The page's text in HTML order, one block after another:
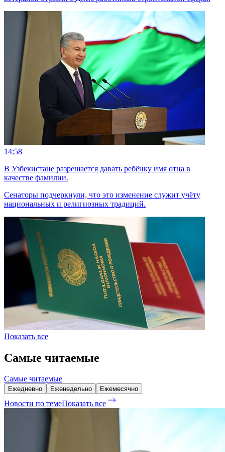
14:58
В Узбекистане разрешается давать ребёнку имя отца в
качестве фамилии.
Сенаторы подчеркнули, что это изменение служит учёту
национальных и религиозных традиций.
Показать все
Самые читаемые
Самые читаемые
Ежедневно Еженедельно Ежемесячно
Новости по темеПоказать все